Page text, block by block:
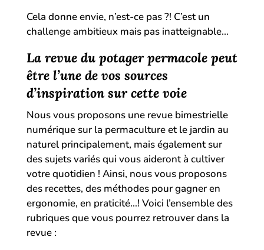
Cela donne envie, n’est-ce pas ?! C’est un
challenge ambitieux mais pas inatteignable…
La revue du potager permacole peut
être l’une de vos sources
d’inspiration sur cette voie
Nous vous proposons une revue bimestrielle
numérique sur la permaculture et le jardin au
naturel principalement, mais également sur
des sujets variés qui vous aideront à cultiver
votre quotidien ! Ainsi, nous vous proposons
des recettes, des méthodes pour gagner en
ergonomie, en praticité…! Voici l’ensemble des
rubriques que vous pourrez retrouver dans la
revue :